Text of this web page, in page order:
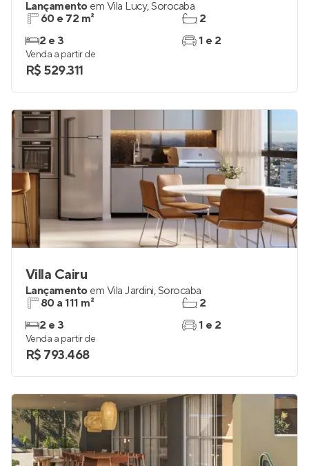
Lançamento em Vila Lucy,Sorocaba
60 e 72 m²
2 e 3
2
1 e 2
Venda a partir de
R$ 529.311
Villa Cairu
Lançamento em Vila Jardini,Sorocaba
80 a 111 m²
2 e 3
2
1 e 2
Venda a partir de
R$ 793.468